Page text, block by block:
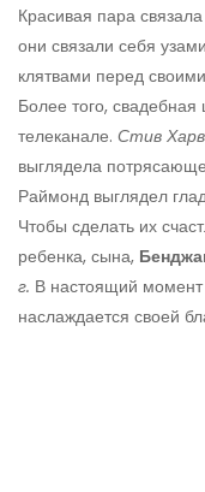
Красивая пара
они связали себя
клятвами перед
Более того,
телеканале. Стив
выглядела
Раймонд выглядел
Чтобы сделать их
ребенка, сына,
г. В настоящий момент
наслаждается своей